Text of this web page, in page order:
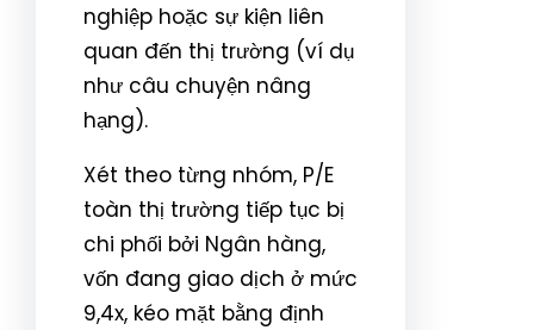
nghiệp hoặc sự kiện liên
quan đến thị trường (ví dụ
như câu chuyện nâng
hạng).
Xét theo từng nhóm, P/E
toàn thị trường tiếp tục bị
chi phối bởi Ngân hàng,
vốn đang giao dịch ở mức
9,4x, kéo mặt bằng định